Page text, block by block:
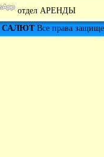
отдел АРЕНДЫ
САЛЮТВсе права